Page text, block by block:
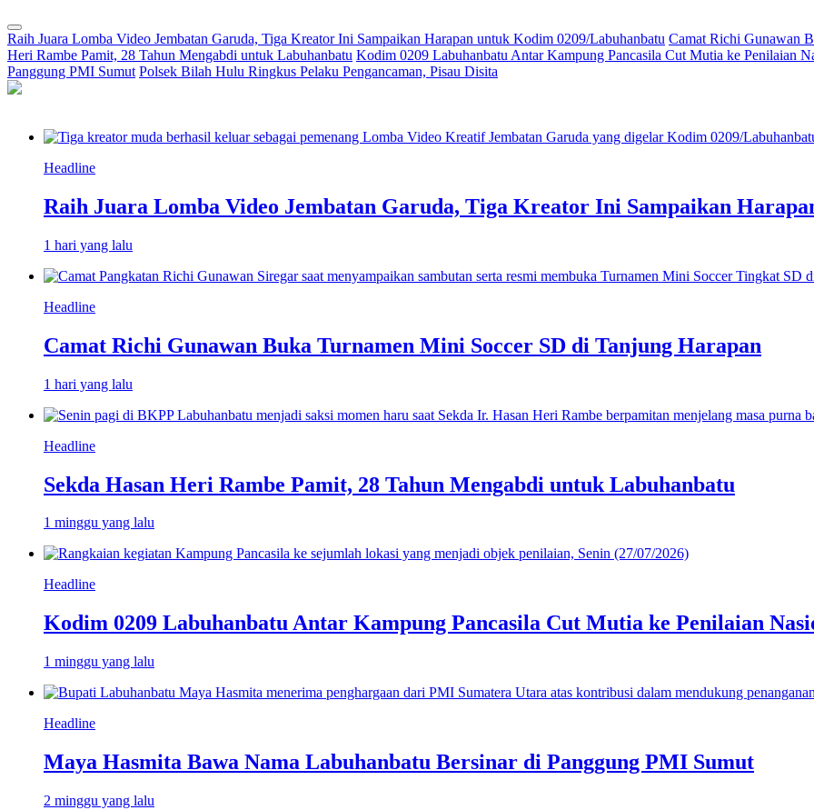
Raih Juara Lomba Video Jembatan Garuda, Tiga Kreator Ini Sampaikan Harapan untuk Kodim 0209/Labuhanbatu Camat Richi Gunawan
Heri Rambe Pamit, 28 Tahun Mengabdi untuk Labuhanbatu Kodim 0209 Labuhanbatu Antar Kampung Pancasila Cut Mutia ke Penilaian
Panggung PMI Sumut Polsek Bilah Hulu Ringkus Pelaku Pengancaman, Pisau Disita
Headline
Raih Juara Lomba Video Jembatan Garuda, Tiga Kreator Ini Sampaikan
1 hari yang lalu
Headline
Camat Richi Gunawan Buka Turnamen Mini Soccer SD di Tanjung Harapan
1 hari yang lalu
Headline
Sekda Hasan Heri Rambe Pamit, 28 Tahun Mengabdi untuk Labuhanbatu
1 minggu yang lalu
Headline
Kodim 0209 Labuhanbatu Antar Kampung Pancasila Cut Mutia ke Penilaian
1 minggu yang lalu
Headline
Maya Hasmita Bawa Nama Labuhanbatu Bersinar di Panggung PMI Sumut
2 minggu yang lalu